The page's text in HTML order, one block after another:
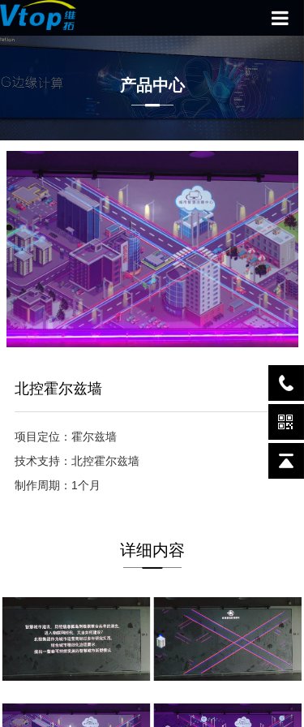
首页
多媒体
数字展厅
解决方案
案例中心
关于我们
产品中心
北控霍尔兹墙
项目定位：霍尔兹墙
技术支持：北控霍尔兹墙
制作周期：1个月
详细内容